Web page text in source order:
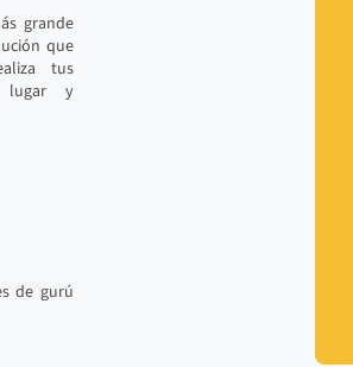
grande
que
tus
lugar y
de gurú